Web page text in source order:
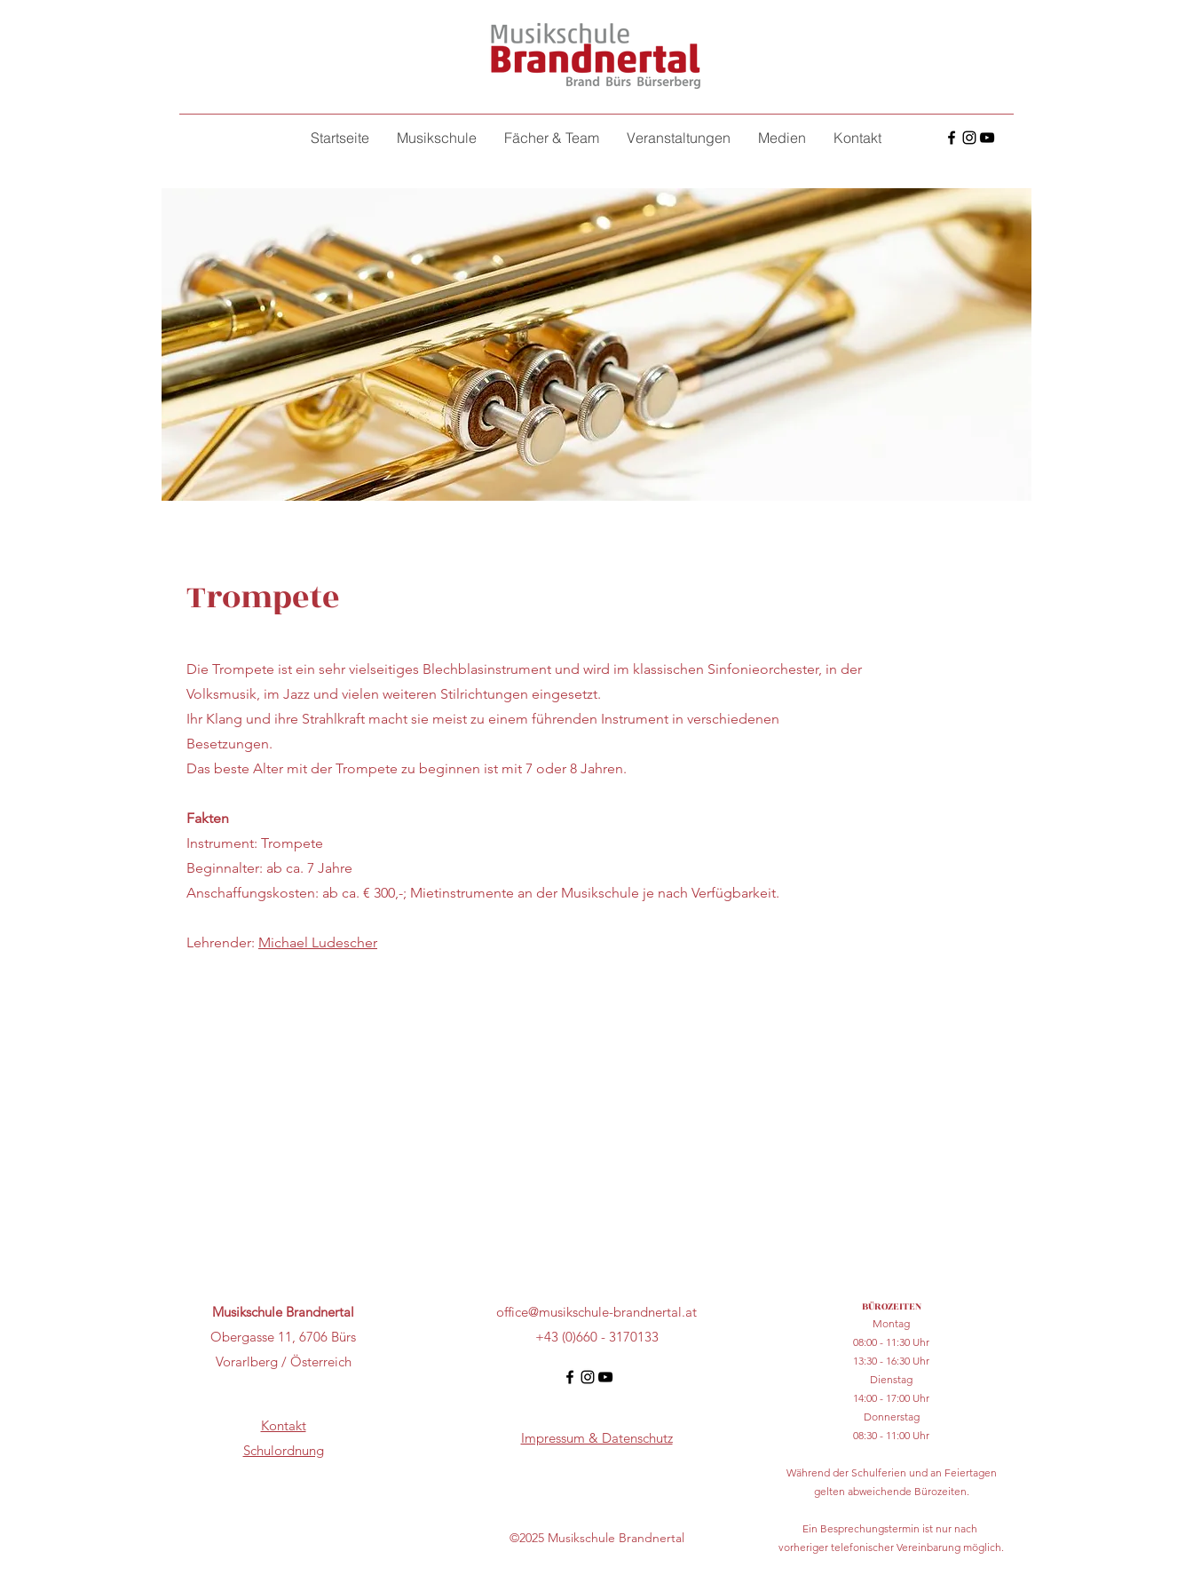
Startseite Musikschule Fächer & Team Veranstaltungen Medien Kontakt
Trompete
Die Trompete ist ein sehr vielseitiges Blechblasinstrument und wird im klassischen Sinfonieorchester, in der
Volksmusik, im Jazz und vielen weiteren Stilrichtungen eingesetzt.
Ihr Klang und ihre Strahlkraft macht sie meist zu einem führenden Instrument in verschiedenen
Besetzungen.
Das beste Alter mit der Trompete zu beginnen ist mit 7 oder 8 Jahren.
Fakten
Instrument: Trompete
Beginnalter: ab ca. 7 Jahre
Anschaffungskosten: ab ca. € 300,-; Mietinstrumente an der Musikschule je nach Verfügbarkeit.
Lehrender: Michael Ludescher
Musikschule Brandnertal
Obergasse 11, 6706 Bürs
Vorarlberg / Österreich
Kontakt
Schulordnung
office@musikschule-brandnertal.at
+43 (0)660 - 3170133
Impressum & Datenschutz
©2025 Musikschule Brandnertal
BÜROZEITEN
Montag
08:00 - 11:30 Uhr
13:30 - 16:30 Uhr
Dienstag
14:00 - 17:00 Uhr
Donnerstag
08:30 - 11:00 Uhr
Während der Schulferien und an Feiertagen
gelten abweichende Bürozeiten.
Ein Besprechungstermin ist nur nach
vorheriger telefonischer Vereinbarung möglich.